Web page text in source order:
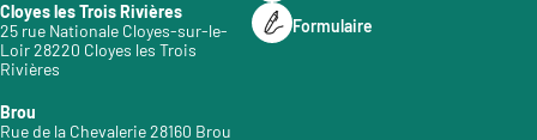
Cloyes les Trois Rivières
25 rue Nationale Cloyes-sur-le-
Loir 28220 Cloyes les Trois
Rivières
Brou
Rue de la Chevalerie 28160 Brou
Formulaire